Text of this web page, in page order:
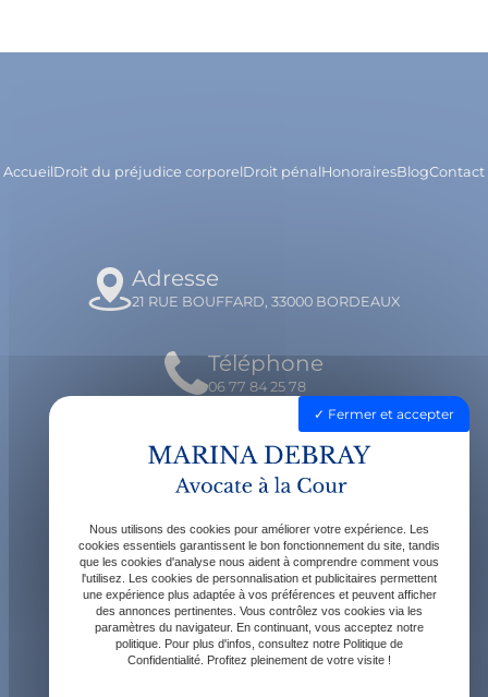
AccueilDroit du préjudice corporelDroit pénalHonorairesBlogContact
Adresse
21 RUE BOUFFARD, 33000 BORDEAUX
Téléphone
06 77 84 25 78
Email
contact@avocatdebray.fr
Horaires
Lundi - Vendredi : 9h - 19h
Fermer et accepter
Nous utilisons des cookies pour améliorer votre expérience. Les
cookies essentiels garantissent le bon fonctionnement du site, tandis
que les cookies d'analyse nous aident à comprendre comment vous
l'utilisez. Les cookies de personnalisation et publicitaires permettent
une expérience plus adaptée à vos préférences et peuvent afficher
des annonces pertinentes. Vous contrôlez vos cookies via les
paramètres du navigateur. En continuant, vous acceptez notre
politique. Pour plus d'infos, consultez notre Politique de
Confidentialité. Profitez pleinement de votre visite !